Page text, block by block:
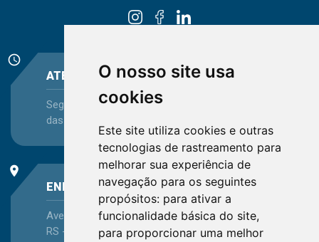
O nosso site usa
cookies
Este site utiliza cookies e outras
tecnologias de rastreamento para
melhorar sua experiência de
navegação para os seguintes
propósitos: para ativar a
funcionalidade básica do site,
para proporcionar uma melhor
schedule
ATENDIMENTO
Segunda-feira a Sexta-feira - das 08:30 às 12:15 e
das 13:30 às 16:45
place
ENDEREÇO
Avenida Itaqui, 45, Bairro Petrópolis, Porto Alegre -
RS - CEP 90460-140